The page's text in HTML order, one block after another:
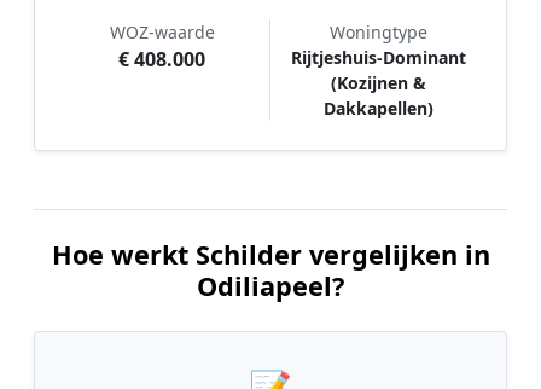
WOZ-waarde
€ 408.000
Woningtype
Rijtjeshuis-Dominant
(Kozijnen &
Dakkapellen)
Hoe werkt Schilder vergelijken in
Odiliapeel?